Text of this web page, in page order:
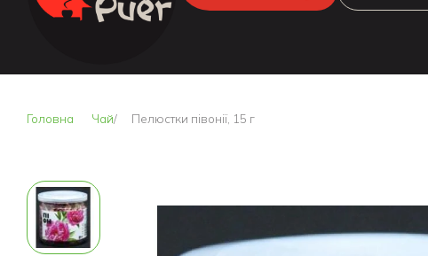
Головна Чай Пелюстки півонії, 15 г